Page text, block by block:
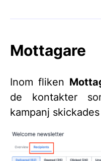
Mottagare
Inom fliken
de kontakter
kampanj